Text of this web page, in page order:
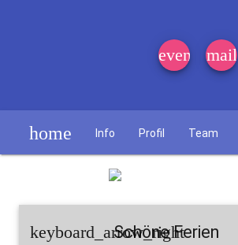
event_note
mail
home Info Profil Team
keyboard_arrow_right
Schöne Ferien